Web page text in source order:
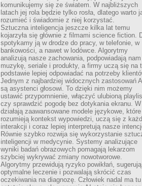
komunikujemy się ze światem. W najbliższych
latach jej rola będzie tylko rosła, dlatego warto
rozumieć i świadomie z niej korzystać.
Sztuczna inteligencja jeszcze kilka lat temu
kojarzyła się głównie z filmami science fiction.
spotykamy ją w drodze do pracy, w telefonie, w
bankowości, a nawet w lodówce. Algorytmy
analizują nasze zachowania, podpowiadają nam
muzykę, seriale i produkty, a firmy uczą się na
podstawie lepiej odpowiadać na potrzeby
Jednym z najbardziej widocznych zastosowań AI
są asystenci głosowi. To dzięki nim możemy
ustawić przypomnienie, włączyć ulubioną
czy sprawdzić pogodę bez dotykania ekranu.
działają zaawansowane modele językowe, które
rozumieją kontekst wypowiedzi, uczą się z
interakcji i coraz lepiej interpretują nasze
Równie szybko rozwija się wykorzystanie
inteligencji w medycynie. Systemy analizujące
wyniki badań obrazowych pomagają lekarzom
szybciej wykrywać zmiany nowotworowe.
Algorytmy przewidują ryzyko powikłań, sugerują
optymalne leczenie i pozwalają skrócić czas
oczekiwania na diagnozę. Człowiek nadal ma tu